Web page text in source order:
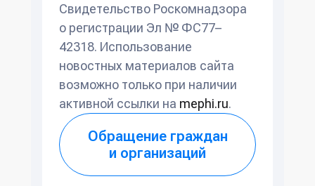
Свидетельство Роскомнадзора
о регистрации Эл № ФС77–
42318. Использование
новостных материалов сайта
возможно только при наличии
активной ссылки на mephi.ru.
Обращение граждан
и организаций